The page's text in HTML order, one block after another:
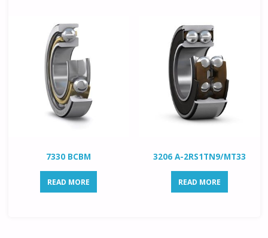
7330 BCBM
READ MORE
3206 A-2RS1TN9/MT33
READ MORE